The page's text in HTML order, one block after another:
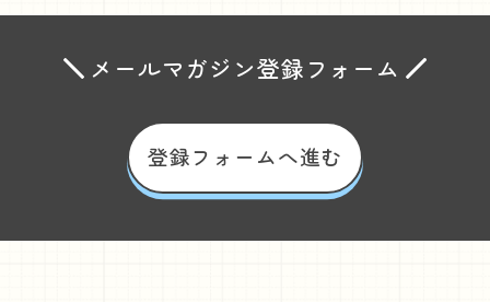
メールマガジン登録フォーム
登録フォームへ進む